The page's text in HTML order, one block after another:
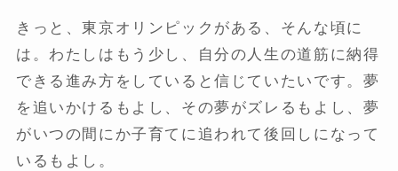
きっと、東京オリンピックがある、そんな頃に
は。わたしはもう少し、自分の人生の道筋に納得
できる進み方をしていると信じていたいです。夢
を追いかけるもよし、その夢がズレるもよし、夢
がいつの間にか子育てに追われて後回しになって
いるもよし。